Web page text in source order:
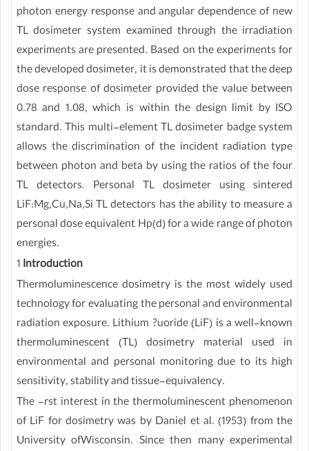
photon energy response and angular dependence of new
TL dosimeter system examined through the irradiation
experiments are presented. Based on the experiments for
the developed dosimeter, it is demonstrated that the deep
dose response of dosimeter provided the value between
0.78 and 1.08, which is within the design limit by ISO
standard. This multi-element TL dosimeter badge system
allows the discrimination of the incident radiation type
between photon and beta by using the ratios of the four
TL detectors. Personal TL dosimeter using sintered
LiF:Mg,Cu,Na,Si TL detectors has the ability to measure a
personal dose equivalent Hp(d) for a wide range of photon
energies.
1 Introduction
Thermoluminescence dosimetry is the most widely used
technology for evaluating the personal and environmental
radiation exposure. Lithium ?uoride (LiF) is a well-known
thermoluminescent (TL) dosimetry material used in
environmental and personal monitoring due to its high
sensitivity, stability and tissue-equivalency.
The -rst interest in the thermoluminescent phenomenon
of LiF for dosimetry was by Daniel et al. (1953) from the
University ofWisconsin. Since then many experimental